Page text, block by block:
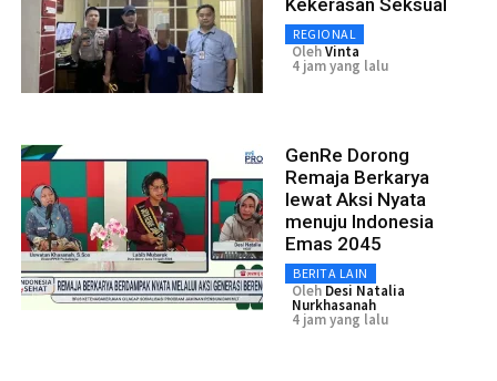
REGIONAL
OlehVinta
4 jam yang lalu
GenRe Dorong
Remaja Berkarya
lewat Aksi Nyata
menuju Indonesia
Emas 2045
BERITA LAIN
Oleh Desi Natalia
Nurkhasanah
4 jam yang lalu